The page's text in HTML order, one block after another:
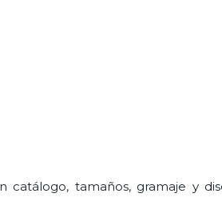
catálogo, tamaños, gramaje y